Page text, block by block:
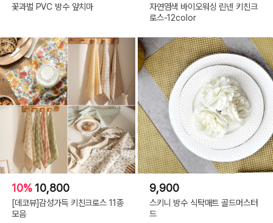
꽃과벌 PVC 방수 앞치마
자연염색 바이오워싱 린넨 키친크
로스-12color
10% 10,800
[데코뷰]감성가득 키친크로스 11종
모음
9,900
스키니 방수 식탁매트 골드머스터
드